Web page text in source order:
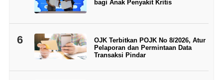
bagi Anak Penyakit Kritis
6
OJK Terbitkan POJK No 8/2026, Atur
Pelaporan dan Permintaan Data
Transaksi Pindar